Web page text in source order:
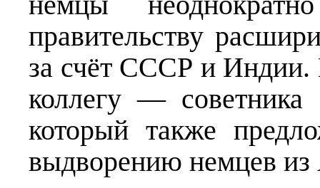
правительству
за счёт СССР и Индии.
коллегу — советника
который также
выдворению немцев из